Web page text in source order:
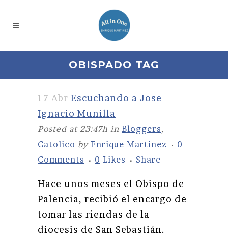
OBISPADO TAG
17 Abr Escuchando a Jose
Ignacio Munilla
Posted at 23:47h in Bloggers,
Catolico by Enrique Martinez
0
Comments
0 Likes Share
Hace unos meses el Obispo de
Palencia, recibió el encargo de
tomar las riendas de la
diocesis de San Sebastián.